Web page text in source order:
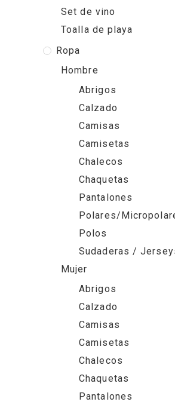
Set de vino
Toalla de playa
Ropa
Hombre
Abrigos
Calzado
Camisas
Camisetas
Chalecos
Chaquetas
Pantalones
Polares/
Polos
Sudaderas /
Mujer
Abrigos
Calzado
Camisas
Camisetas
Chalecos
Chaquetas
Pantalones